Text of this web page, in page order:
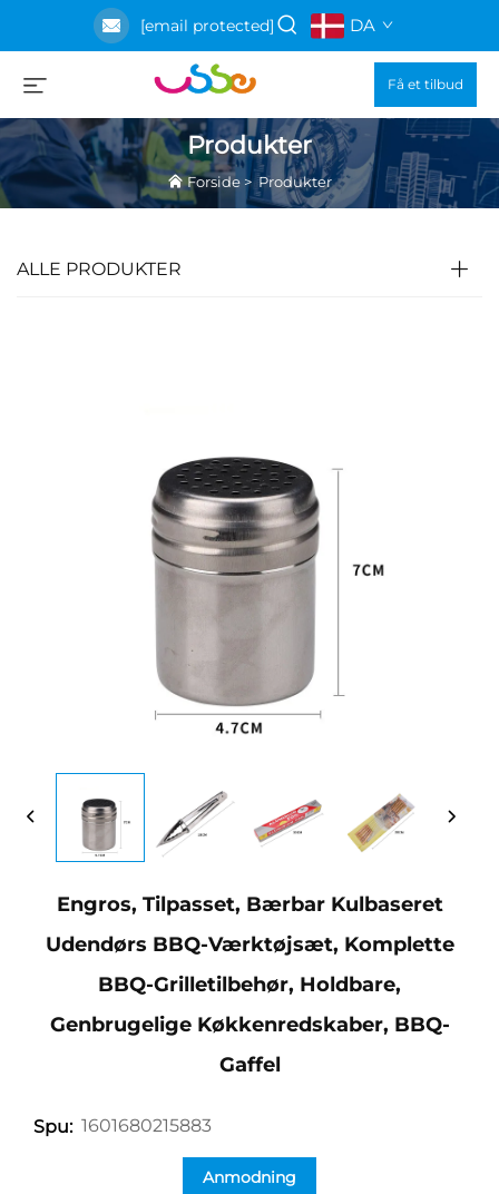
[email protected] DA
Få et tilbud
Produkter
Forside >Produkter
ALLE PRODUKTER
Engros, Tilpasset, Bærbar Kulbaseret
Udendørs BBQ-Værktøjsæt, Komplette
BBQ-Grilletilbehør, Holdbare,
Genbrugelige Køkkenredskaber, BBQ-
Gaffel
Spu: 1601680215883
Anmodning